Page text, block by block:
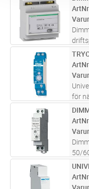
mer
ArtNr
Den
gör
till
ST
ArtNr
för
mer
ST
ArtNr
50/
ST
ArtNr